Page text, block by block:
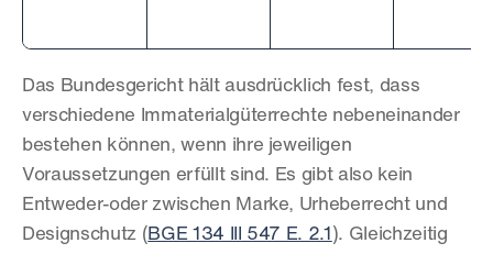
Das Bundesgericht hält ausdrücklich fest, dass
verschiedene Immaterialgüterrechte nebeneinander
bestehen können, wenn ihre jeweiligen
Voraussetzungen erfüllt sind. Es gibt also kein
Entweder-oder zwischen Marke, Urheberrecht und
Designschutz ( BGE 134 III 547 E. 2.1 ). Gleichzeitig